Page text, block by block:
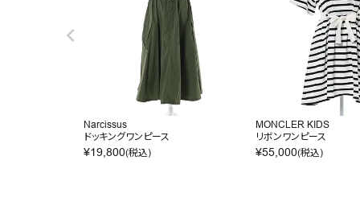
Narcissus
ドッキングワンピース
¥19,800(税込)
MONCLER KIDS
リボンワンピース
¥55,000(税込)